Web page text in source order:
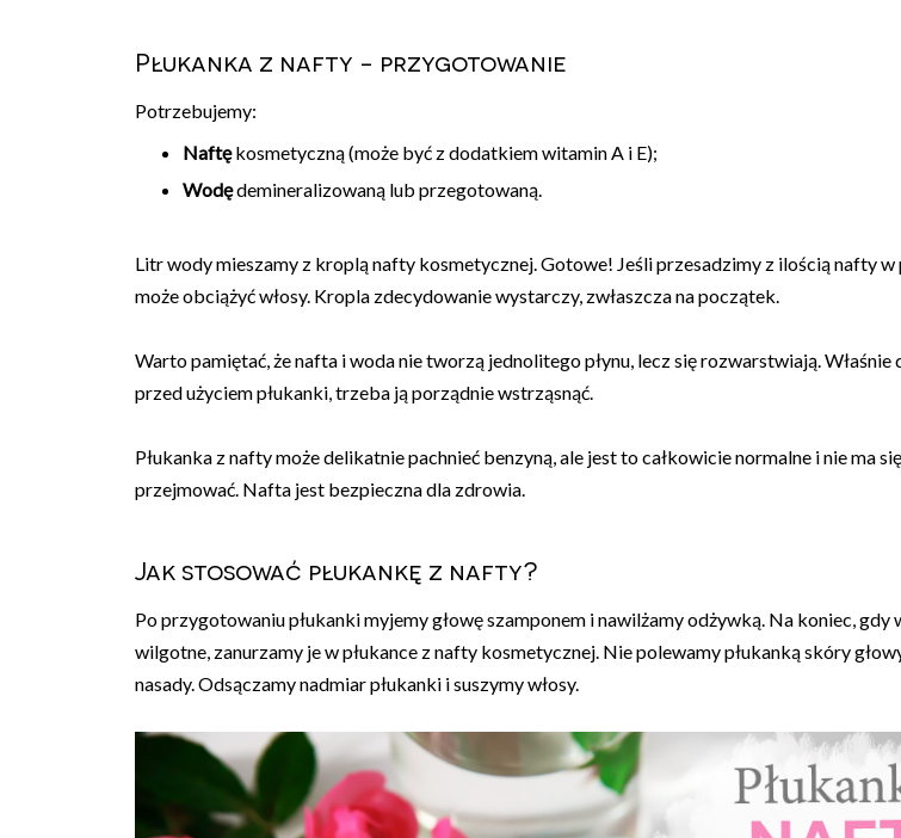
Płukanka z nafty - przygotowanie
Potrzebujemy:
Naftękosmetyczną (może być z dodatkiem witamin A i E);
Wodędemineralizowaną lub przegotowaną.
Litr wody mieszamy z kroplą nafty kosmetycznej. Gotowe! Jeśli przesadzimy z ilością nafty w
może obciążyć włosy. Kropla zdecydowanie wystarczy, zwłaszcza na początek.
Warto pamiętać, że nafta i woda nie tworzą jednolitego płynu, lecz się rozwarstwiają. Właśnie
przed użyciem płukanki, trzeba ją porządnie wstrząsnąć.
Płukanka z nafty może delikatnie pachnieć benzyną, ale jest to całkowicie normalne i nie ma
przejmować. Nafta jest bezpieczna dla zdrowia.
Jak stosować płukankę z nafty?
Po przygotowaniu płukanki myjemy głowę szamponem i nawilżamy odżywką. Na koniec, gdy
wilgotne, zanurzamy je w płukance z nafty kosmetycznej. Nie polewamy płukanką skóry
nasady. Odsączamy nadmiar płukanki i suszymy włosy.